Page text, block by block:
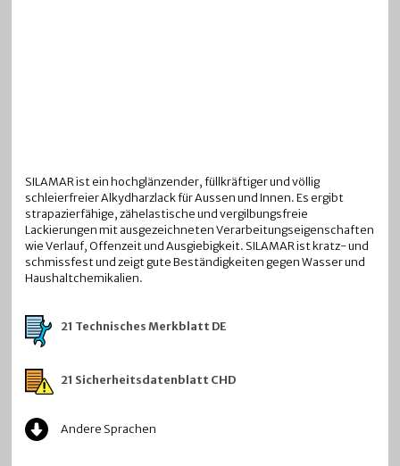
SILAMAR ist ein hochglänzender, füllkräftiger und völlig
schleierfreier Alkydharzlack für Aussen und Innen. Es ergibt
strapazierfähige, zähelastische und vergilbungsfreie
Lackierungen mit ausgezeichneten Verarbeitungseigenschaften
wie Verlauf, Offenzeit und Ausgiebigkeit. SILAMAR ist kratz- und
schmissfest und zeigt gute Beständigkeiten gegen Wasser und
Haushaltchemikalien.
21 Technisches Merkblatt DE
21 Sicherheitsdatenblatt CHD
Andere Sprachen